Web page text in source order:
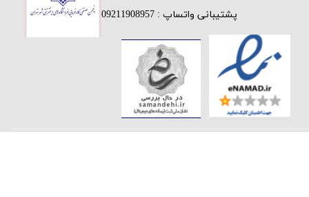
پشتیبانی واتساپ : 09211908957